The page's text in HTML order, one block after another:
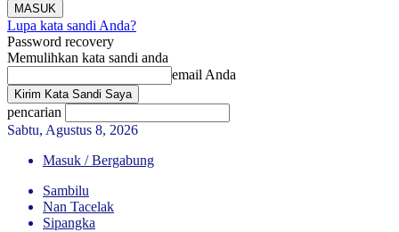
Lupa kata sandi Anda?
Password recovery
Memulihkan kata sandi anda
email Anda
pencarian
Sabtu, Agustus 8, 2026
Masuk / Bergabung
Sambilu
Nan Tacelak
Sipangka